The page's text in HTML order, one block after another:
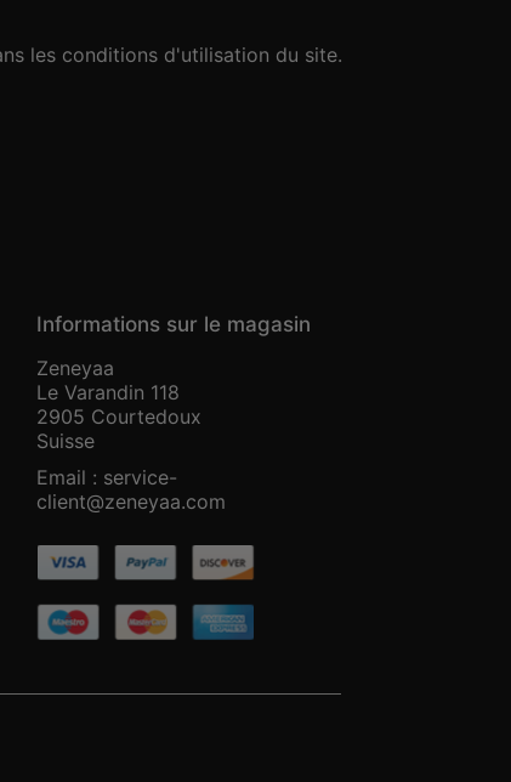
les conditions d'utilisation du site.
Informations sur le magasin
Zeneyaa
Le Varandin 118
2905 Courtedoux
Suisse
Email : service-
client@zeneyaa.com